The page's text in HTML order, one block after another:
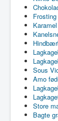
Sous
Amo
Store
Bagte